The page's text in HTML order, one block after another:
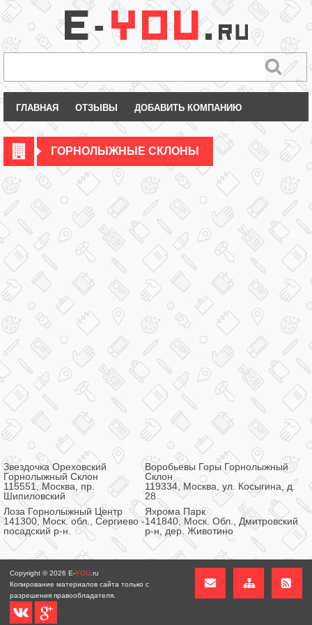
ГЛАВНАЯ ОТЗЫВЫ ДОБАВИТЬ КОМПАНИЮ
ГОРНОЛЫЖНЫЕ СКЛОНЫ
Звездочка Ореховский
Горнолыжный Склон
115551, Москва, пр.
Шипиловский
Воробьевы Горы Горнолыжный
Склон
119334, Москва, ул. Косыгина, д.
28
Лоза Горнолыжный Центр
141300, Моск. обл., Сергиево -
посадский р-н.
Яхрома Парк
141840, Моск. Обл., Дмитровский
р-н, дер. Животино
Copyright © 2026 E-YOU .ru
Копирование материалов сайта только с
разрешения правообладателя.